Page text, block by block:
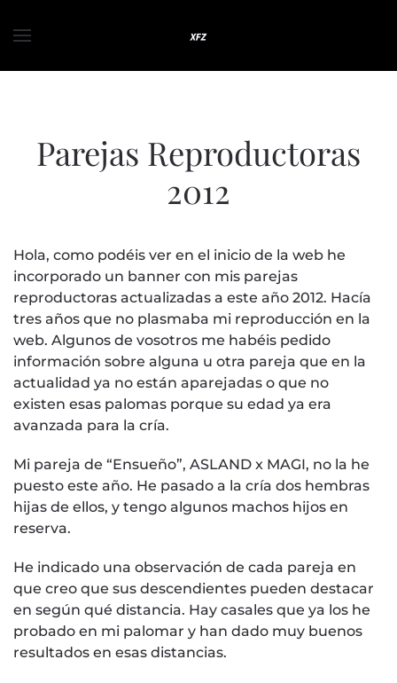
Parejas Reproductoras
2012
Hola, como podéis ver en el inicio de la web he
incorporado un banner con mis parejas
reproductoras actualizadas a este año 2012. Hacía
tres años que no plasmaba mi reproducción en la
web. Algunos de vosotros me habéis pedido
información sobre alguna u otra pareja que en la
actualidad ya no están aparejadas o que no
existen esas palomas porque su edad ya era
avanzada para la cría.
Mi pareja de “Ensueño”, ASLAND x MAGI, no la he
puesto este año. He pasado a la cría dos hembras
hijas de ellos, y tengo algunos machos hijos en
reserva.
He indicado una observación de cada pareja en
que creo que sus descendientes pueden destacar
en según qué distancia. Hay casales que ya los he
probado en mi palomar y han dado muy buenos
resultados en esas distancias.